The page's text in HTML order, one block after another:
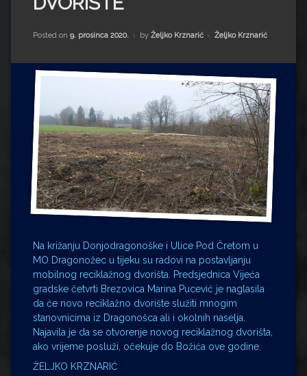
Impressum
Milenko Strižak
Drugi autori
Drugi autori
Matea Andrić
Ljiljana Lekanić-Kljaić
Željko Krznarić
Mario Lovreković
Miroslav Šantek
Posted on 9. prosinca 2020. by Željko Krznarić Kategorije:
Željko Krznarić
Na križanju Donjodragonoške i Ulice Pod Čretom u
MO Dragonožec u tijeku su radovi na postavljanju
mobilnog reciklažnog dvorišta. Predsjednica Vijeća
gradske četvrti Brezovica Marina Pucević je naglasila
da će novo reciklažno dvorište služiti mnogim
stanovnicima iz Dragonošca ali i okolnih naselja.
Najavila je da se otvorenje novog reciklažnog dvorišta,
ako vrijeme posluži, očekuje do Božića ove godine.
ŽELJKO KRZNARIĆ